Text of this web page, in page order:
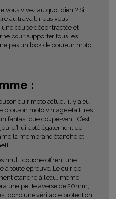
vous vivez au quotidien ? Si
au travail, nous vous
coupe décontractée et
pour supporter tous les
pas un look de coureur moto
:
cuir moto actuel, il y a eu
blouson moto vintage était très
fantastique coupe-vent. C’est
doté également de
la membrane étanche et
multi couche offrent une
à toute épreuve. Le cuir de
étanche à l’eau, même
une petite averse de 20mm,
donc une véritable protection